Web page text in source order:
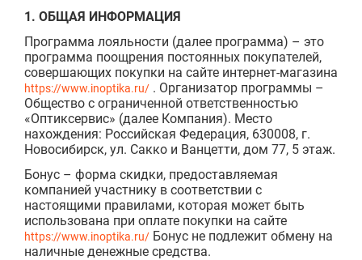
1. ОБЩАЯ ИНФОРМАЦИЯ
Программа лояльности (далее программа) – это
программа поощрения постоянных покупателей,
совершающих покупки на сайте интернет-магазина
https://www.inoptika.ru/ . Организатор программы –
Общество с ограниченной ответственностью
«Оптиксервис» (далее Компания). Место
нахождения: Российская Федерация, 630008, г.
Новосибирск, ул. Сакко и Ванцетти, дом 77, 5 этаж.
Бонус – форма скидки, предоставляемая
компанией участнику в соответствии с
настоящими правилами, которая может быть
использована при оплате покупки на сайте
https://www.inoptika.ru/ Бонус не подлежит обмену на
наличные денежные средства.